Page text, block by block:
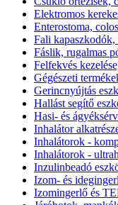
Elektromos
Enterostoma,
Fali
Fáslik, rugalmas
Felfekvés
Gégészeti
Gerincnyújtás
Hallást segítő
Hasi- és
Inhalátor
Inhalátorok -
Inhalátorok -
Inzulinbeadó
Izom- és
Izomingerlő és